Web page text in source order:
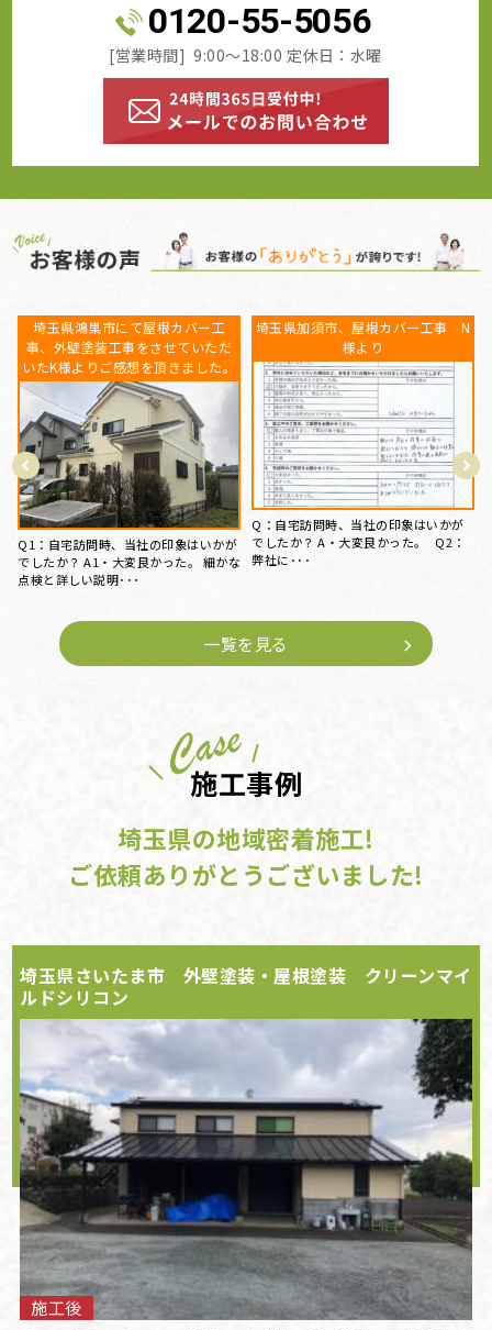
0120-55-5056
[営業時間] 9:00～18:00 定休日：水曜
埼玉県蓮田市にて屋根カバー工事
をさせていただいたO様よりご感想
を頂きました。
Q1：自宅訪問時、当社の印象はいかが
でしたか？ A1・良かった。 Q2：弊社
に･･･
埼玉県蓮田市、屋根外壁塗装工事
をご依頼いただいた箕田様よりご
感想を頂きました。
Q1：自宅訪問時、当社の印象はいかが
でしたか？ A1・良かった。 Q2：弊社
一覧を見る
施工事例
埼玉県の地域密着施工!
ご依頼ありがとうございました!
埼玉県さいたま市 外壁塗装・屋根塗装 クリーンマイ
ルドシリコン
施工後